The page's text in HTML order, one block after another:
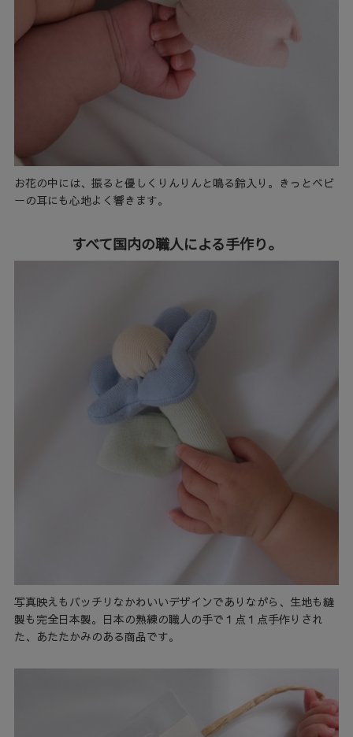
お花の中には、振ると優しくりんりんと鳴る鈴入り。きっとベビ
ーの耳にも心地よく響きます。
すべて国内の職人による手作り。
写真映えもバッチリなかわいいデザインでありながら、生地も縫
製も完全日本製。日本の熟練の職人の手で１点１点手作りされ
た、あたたかみのある商品です。